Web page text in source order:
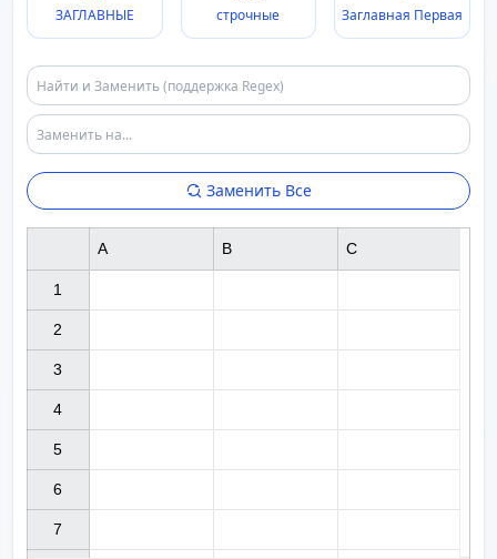
ЗАГЛАВНЫЕ строчные Заглавная Первая
Заменить Все
1
2
3
4
5
6
7
A B C